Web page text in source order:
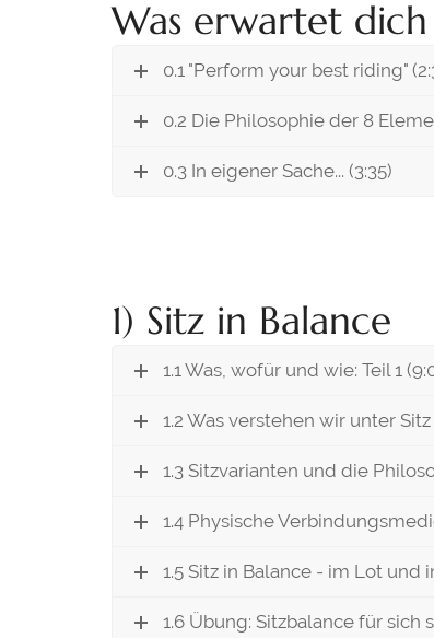
Was erwartet dich
0.1 "Perform your best riding"
0.2 Die Philosophie der 8
0.3 In eigener Sache... (3:35)
1) Sitz in Balance
1.1 Was, wofür und wie: Teil 1
1.2 Was verstehen wir unter
1.3 Sitzvarianten und die
1.4 Physische
1.5 Sitz in Balance - im Lot und
1.6 Übung: Sitzbalance für sich